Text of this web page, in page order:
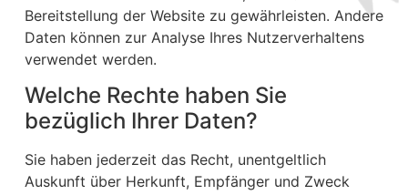
Bereitstellung der Website zu gewährleisten. Andere
Daten können zur Analyse Ihres Nutzerverhaltens
verwendet werden.
Welche Rechte haben Sie
bezüglich Ihrer Daten?
Sie haben jederzeit das Recht, unentgeltlich
Auskunft über Herkunft, Empfänger und Zweck